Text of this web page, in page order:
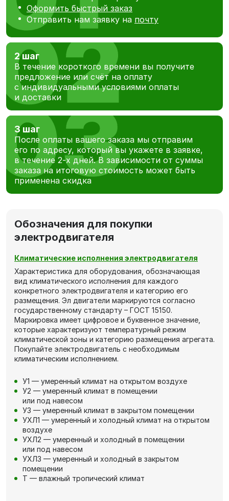
Оформить быстрый заказ
Отправить нам заявку на почту
2 шаг
В течение короткого времени вы получите
предложение или счёт на оплату
с индивидуальными условиями оплаты
и доставки
3 шаг
После оплаты вашего заказа мы отправим
его по адресу, который вы укажете в заявке,
в течение 2-х дней. В зависимости от суммы
заказа на итоговую стоимость может быть
применена скидка
Обозначения для покупки
электродвигателя
Климатические исполнения электродвигателя
Характеристика для оборудования, обозначающая
вид климатического исполнения для каждого
конкретного электродвигателя и категорию его
размещения. Эл двигатели маркируются согласно
государственному стандарту – ГОСТ 15150.
Маркировка имеет цифровое и буквенное значение,
которые характеризуют температурный режим
климатической зоны и категорию размещения агрегата.
Покупайте электродвигатель с необходимым
климатическим исполнением.
У1 — умеренный климат на открытом воздухе
У2 — умеренный климат в помещении
или под навесом
У3 — умеренный климат в закрытом помещении
УХЛ1 — умеренный и холодный климат на открытом
воздухе
УХЛ2 — умеренный и холодный в помещении
или под навесом
УХЛ3 — умеренный и холодный в закрытом
помещении
Т — влажный тропический климат